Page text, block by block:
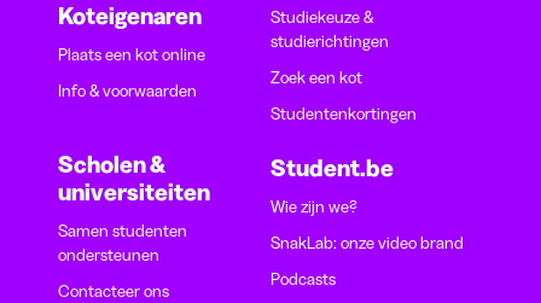
Koteigenaren
Plaats een kot online
Info & voorwaarden
Scholen &
universiteiten
Samen studenten
ondersteunen
Contacteer ons
Studiekeuze &
studierichtingen
Zoek een kot
Studentenkortingen
Student.be
Wie zijn we?
SnakLab: onze video brand
Podcasts